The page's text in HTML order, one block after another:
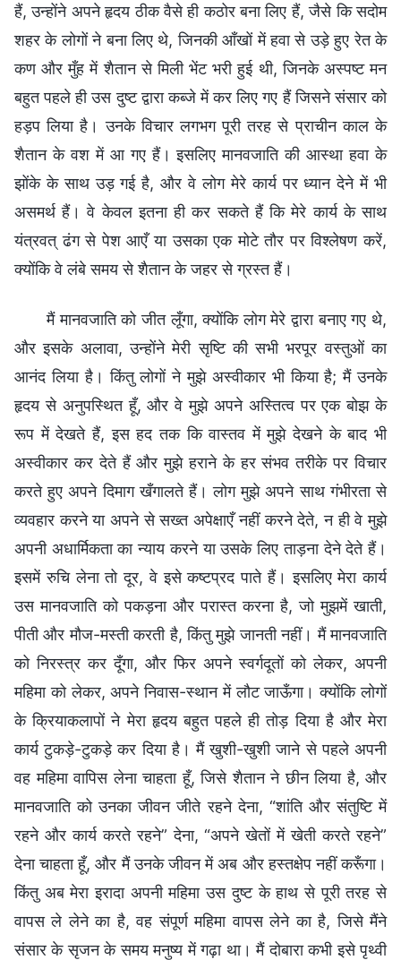
हैं, उन्होंने अपने हृदय ठीक वैसे ही कठोर बना लिए हैं, जैसे कि सदोम
शहर के लोगों ने बना लिए थे, जिनकी आँखों में हवा से उड़े हुए रेत के
कण और मुँह में शैतान से मिली भेंट भरी हुई थी, जिनके अस्पष्ट मन
बहुत पहले ही उस दुष्ट द्वारा कब्जे में कर लिए गए हैं जिसने संसार को
हड़प लिया है। उनके विचार लगभग पूरी तरह से प्राचीन काल के
शैतान के वश में आ गए हैं। इसलिए मानवजाति की आस्था हवा के
झोंके के साथ उड़ गई है, और वे लोग मेरे कार्य पर ध्यान देने में भी
असमर्थ हैं। वे केवल इतना ही कर सकते हैं कि मेरे कार्य के साथ
यंत्रवत् ढंग से पेश आएँ या उसका एक मोटे तौर पर विश्लेषण करें,
क्योंकि वे लंबे समय से शैतान के जहर से ग्रस्त हैं।
मैं मानवजाति को जीत लूँगा, क्योंकि लोग मेरे द्वारा बनाए गए थे,
और इसके अलावा, उन्होंने मेरी सृष्टि की सभी भरपूर वस्तुओं का
आनंद लिया है। किंतु लोगों ने मुझे अस्वीकार भी किया है; मैं उनके
हृदय से अनुपस्थित हूँ, और वे मुझे अपने अस्तित्व पर एक बोझ के
रूप में देखते हैं, इस हद तक कि वास्तव में मुझे देखने के बाद भी
अस्वीकार कर देते हैं और मुझे हराने के हर संभव तरीके पर विचार
करते हुए अपने दिमाग खँगालते हैं। लोग मुझे अपने साथ गंभीरता से
व्यवहार करने या अपने से सख्त अपेक्षाएँ नहीं करने देते, न ही वे मुझे
अपनी अधार्मिकता का न्याय करने या उसके लिए ताड़ना देने देते हैं।
इसमें रुचि लेना तो दूर, वे इसे कष्टप्रद पाते हैं। इसलिए मेरा कार्य
उस मानवजाति को पकड़ना और परास्त करना है, जो मुझमें खाती,
पीती और मौज-मस्ती करती है, किंतु मुझे जानती नहीं। मैं मानवजाति
को निरस्त्र कर दूँगा, और फिर अपने स्वर्गदूतों को लेकर, अपनी
महिमा को लेकर, अपने निवास-स्थान में लौट जाऊँगा। क्योंकि लोगों
के क्रियाकलापों ने मेरा हृदय बहुत पहले ही तोड़ दिया है और मेरा
कार्य टुकड़े-टुकड़े कर दिया है। मैं खुशी-खुशी जाने से पहले अपनी
वह महिमा वापिस लेना चाहता हूँ, जिसे शैतान ने छीन लिया है, और
मानवजाति को उनका जीवन जीते रहने देना, “शांति और संतुष्टि में
रहने और कार्य करते रहने” देना, “अपने खेतों में खेती करते रहने”
देना चाहता हूँ, और मैं उनके जीवन में अब और हस्तक्षेप नहीं करूँगा।
किंतु अब मेरा इरादा अपनी महिमा उस दुष्ट के हाथ से पूरी तरह से
वापस ले लेने का है, वह संपूर्ण महिमा वापस लेने का है, जिसे मैंने
संसार के सृजन के समय मनुष्य में गढ़ा था। मैं दोबारा कभी इसे पृथ्वी